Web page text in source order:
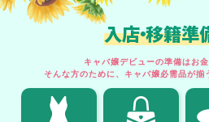
入店・移籍準
キャバ嬢デビューの準備はお
そんな方のために、キャバ嬢必需品が揃